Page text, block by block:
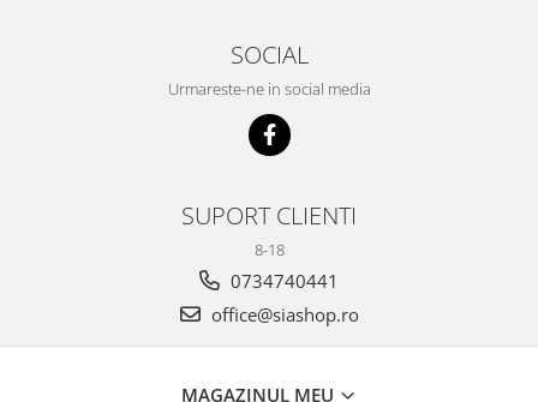
SOCIAL
Urmareste-ne in social media
SUPORT CLIENTI
8-18
0734740441
office@siashop.ro
MAGAZINUL MEU